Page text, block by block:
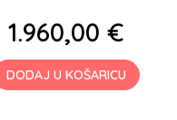
1.960,00 €
DODAJ U KOŠARICU